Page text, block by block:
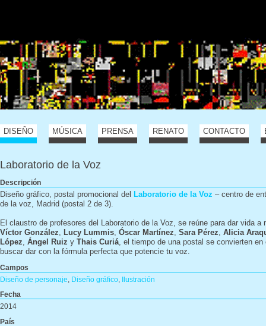
DISEÑO MÚSICA PRENSA RENATO CONTACTO
Laboratorio de la Voz
Descripción
Diseño gráfico, postal promocional del Laboratorio de la Voz – centro de
de la voz, Madrid (postal 2 de 3).
El claustro de profesores del Laboratorio de la Voz, se reúne para dar vida
Víctor González, Lucy Lummis, Óscar Martínez, Sara Pérez, Alicia
López, Ángel Ruiz y Thais Curiá, el tiempo de una postal se convierten
buscar dar con la fórmula perfecta que potencie tu voz.
Campos
Diseño de personaje
Diseño gráfico Ilustración
Fecha
2014
País